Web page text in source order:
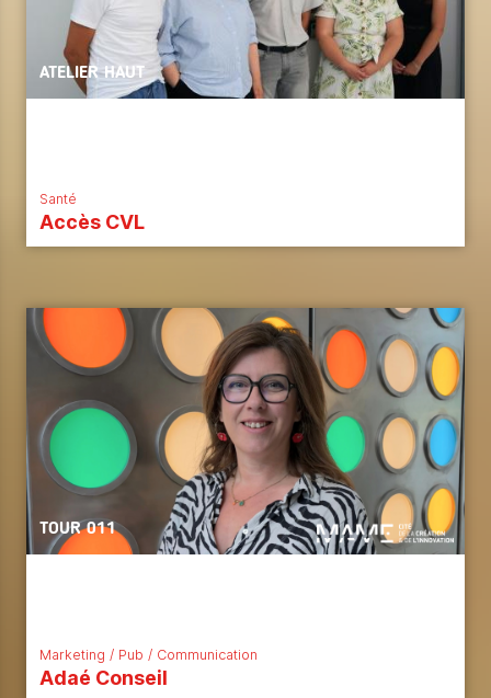
ATELIER HAUT
Santé
Accès CVL
TOUR 011
Marketing / Pub / Communication
Adaé Conseil